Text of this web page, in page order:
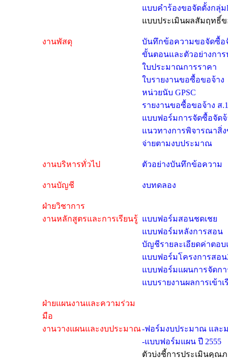
แบบคำร้องขอจัดตั้งกลุ่ม
แบบประเมินผลสัมฤทธิ์
งานพัสดุ
บันทึกข้อความขอจัดซื้อ
ขั้นตอนและตัวอย่างการ
ใบประมาณการราคา
ใบรายงานขอซื้อขอจ้าง
หน่วยนับ GPSC
รายงานขอซื้อขอจ้าง ส.1
แบบฟอร์มการจัดซื้อจัด
แนวทางการพิจารณาสิ่
จ่ายตามงบประมาณ
งานบริหารทั่วไป ตัวอย่างบันทึกข้อความ
งานบัญชี งบทดลอง
ฝ่ายวิชาการ
งานหลักสูตรและการเรียนรู้ แบบฟอร์มสอนชดเชย
แบบฟอร์มหลังการสอน
บัญชีรายละเอียดค่าตอ
แบบฟอร์มโครงการสอน
แบบฟอร์มแผนการจัดกา
แบบรายงานผลการเข้า
ฝ่ายแผนงานและความร่วม
มือ
งานวางแผนและงบประมาณ-ฟอร์มงบประมาณ และ
-แบบฟอร์มแผน ปี 2555
ตัวบ่งชี้การประเมินคุณ